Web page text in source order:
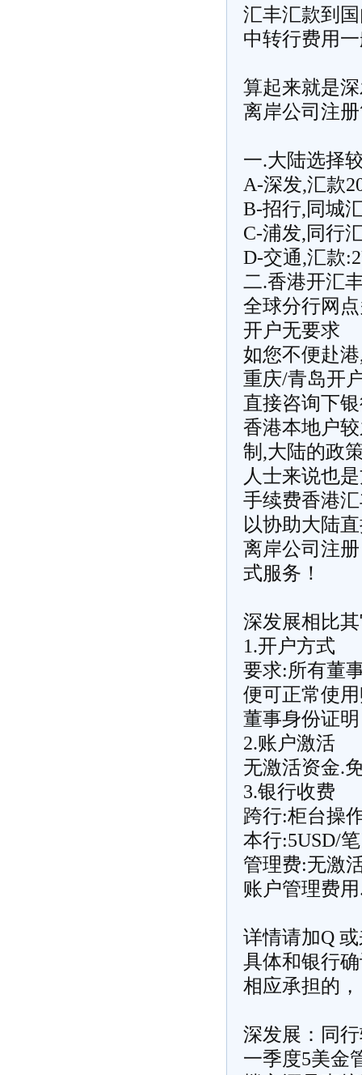
汇丰汇款到
中转行费用
算起来就是
离岸公司注
一.大陆选择
A-深发,汇款
B-招行,同城
C-浦发,同行
D-交通,汇款
二.香港开汇
全球分行网
开户无要求
如您不便赴
重庆/青岛开
直接咨询下
香港本地户
制,大陆的政
人士来说也
手续费香港
以协助大陆
离岸公司注
式服务！
深发展相比
1.开户方式
要求:所有董
便可正常使
董事身份证明
2.账户激活
无激活资金.
3.银行收费
跨行:柜台操
本行:5USD/
管理费:无激
账户管理费
详情请加Q
具体和银行
相应承担的
深发展：同
一季度5美金